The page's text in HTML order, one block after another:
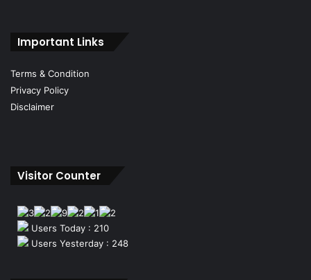
Important Links
Terms & Condition
Privacy Policy
Disclaimer
Visitor Counter
Users Today : 210
Users Yesterday : 248